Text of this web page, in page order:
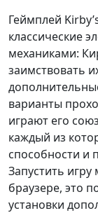
Геймплей
классические
механиками:
заимствовать
варианты
играют его
каждый из
способности и
Запустить
браузере, это
установки